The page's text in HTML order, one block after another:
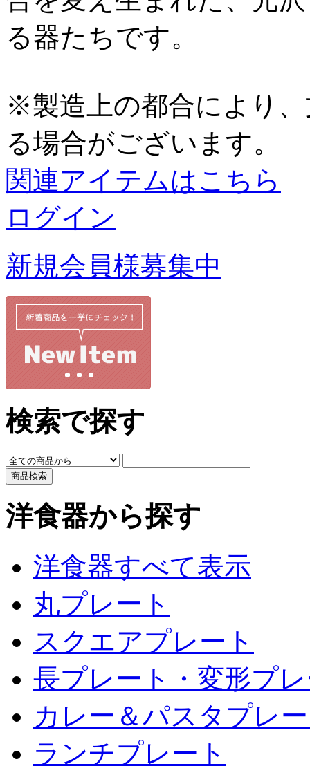
る器たちです。
※製造上の都合により
る場合がございます。
関連アイテムはこちら
ログイン
新規会員様募集中
検索で探す
洋食器から探す
洋食器すべて表示
丸プレート
スクエアプレート
長プレート・変形プ
カレー＆パスタプレ
ランチプレート